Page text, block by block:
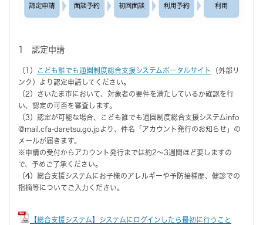
1 認定申請
（1） こども誰でも通園制度総合支援システムポータルサイト
（外部リ
ンク）より認定申請してください。
（2）さいたま市において、対象者の要件を満たしているか確認を行
い、認定の可否を審査します。
（3）認定が可能な場合、こども誰でも通園制度総合支援システムinfo
@mail.cfa-daretsu.go.jpより、件名「アカウント発行のお知らせ」の
メールが届きます。
※申請の受付からアカウント発行までは約2～3週間ほど要しますの
で、予めご了承ください。
（4）総合支援システムにお子様のアレルギーや予防接種歴、健診での
指摘等についてご入力ください。
【総合支援システム】システムにログインしたら最初に行うこと